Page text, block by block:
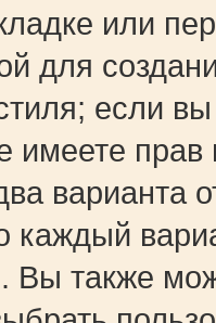
или
для
если
прав
варианта
каждый
Вы также